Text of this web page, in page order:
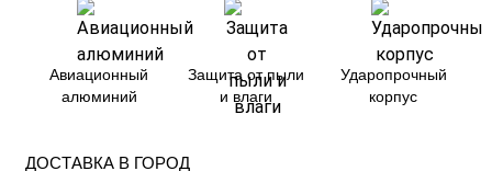
Авиационный
алюминий
Защита от пыли
и влаги
Ударопрочный
корпус
ДОСТАВКА В ГОРОД